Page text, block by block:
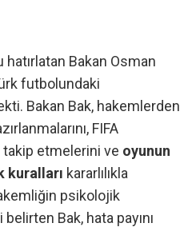
Bakan Osman
futbolundaki
Bakan Bak, hakemlerden
FIFA
takip etmelerini ve oyunun
kuralları kararlılıkla
psikolojik
belirten Bak, hata payını